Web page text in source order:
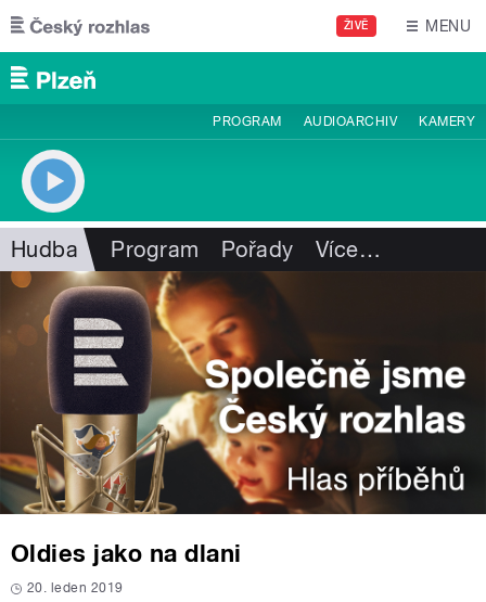
Přejít k hlavnímu obsahu
ŽIVĚ MENU
PROGRAM AUDIOARCHIV KAMERY
Hudba Program Pořady Více…
Oldies jako na dlani
20. leden 2019